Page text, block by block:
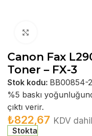
Canon Fax
Toner – FX-3
Stok kodu: BB00854-
%5 baskı
çıktı verir.
₺822,67 KDV dahil
Stokta